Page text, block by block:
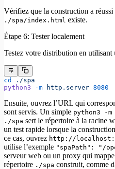
Vérifiez que la construction a
./spa/index.html existe.
Étape 6: Tester localement
Testez votre distribution en
cd
./spa
python3 -m http.server 8080
Ensuite, ouvrez l’URL qui
sont servis. Un simple python3 -
./spa sert le répertoire à la racine
un test rapide lorsque la
ce cas, ouvrez http://
utilise l’exemple "spaPath": "/
serveur web ou un proxy qui mappe
répertoire ./spa construit, comme